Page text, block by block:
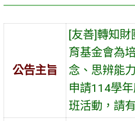
公告主旨
[友善]轉知
育基金會為
念、思辨能
申請114學
班活動，請